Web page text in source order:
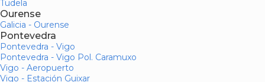
Tudela
Ourense
Galicia - Ourense
Pontevedra
Pontevedra - Vigo
Pontevedra - Vigo Pol. Caramuxo
Vigo - Aeropuerto
Vigo - Estación Guixar